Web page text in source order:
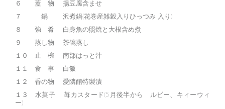
６ 蓋 物 揚豆腐含ませ
７ 鍋 沢煮鍋(花巻産雑穀入りひっつみ 入り)
８ 強 肴 白身魚の照焼と大根含め煮
９ 蒸し物 茶碗蒸し
１０ 止 椀 南部はっと汁
１１ 食 事 白飯
１２ 香の物 愛隣館特製漬
１３ 水菓子 苺カスタード(5月後半から ルビー、キィーウィ
ー)